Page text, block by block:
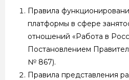
Правила
платформы в сфере
отношений «Работа в
Постановлением
№ 867).
Правила представления